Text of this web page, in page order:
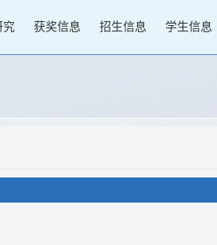
究 获奖信息 招生信息 学生信息